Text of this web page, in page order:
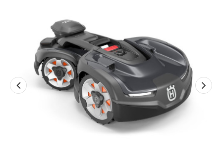
v priebehu sezóny.
Vstavaná kamera využíva pokročilú umelú
inteligenciu na detekciu a rozpoznávanie
objektov na trávniku a zariadi sa podľa typu
objektu. Vďaka infračervenému svetlu sa
kosačka vyhýba prekážkam, berie ohľad na
voľne žijúce živočíchy a zabezpečuje